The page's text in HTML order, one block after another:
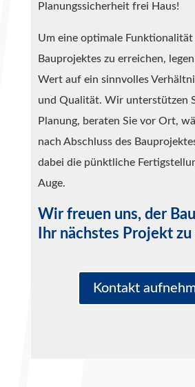
Planungssicherheit frei Haus!
Um eine optimale Funktionalität
Bauprojektes zu erreichen,
Wert auf ein sinnvolles
und Qualität. Wir unterstützen
Planung, beraten Sie vor Ort,
nach Abschluss des
dabei die pünktliche
Auge.
Wir freuen uns, der
Ihr nächstes Projekt zu
Kontakt